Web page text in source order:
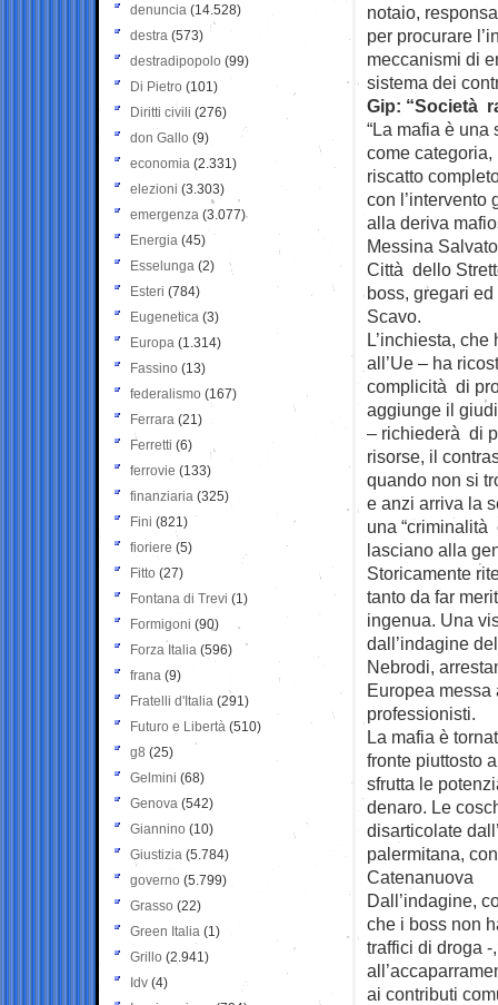
notaio,
per procurare
meccanismi di
sistema dei
Gip: “Società
“La mafia è
come
riscatto
con l’intervento
alla deriva
Messina
Città dello
boss, gregari
Scavo.
L’inchiesta,
all’Ue – ha
complicità di
aggiunge il
– richiederà di
risorse, il
quando non si
e anzi arriva la
una
lasciano alla
Storicamente
tanto da far
ingenua. Una
dall’indagine
Nebrodi,
Europea
professionisti.
La mafia è
fronte piuttosto
sfrutta le
denaro. Le
disarticolate
palermitana,
Catenanuova
Dall’indagine,
che i boss non
traffici di droga
ai contributi
denuncia (14.528)
destra (573)
destradipopolo (99)
Di Pietro (101)
Diritti civili (276)
don Gallo (9)
economia (2.331)
elezioni (3.303)
emergenza (3.077)
Energia (45)
Esselunga (2)
Esteri (784)
Eugenetica (3)
Europa (1.314)
Fassino (13)
federalismo (167)
Ferrara (21)
Ferretti (6)
ferrovie (133)
finanziaria (325)
Fini (821)
fioriere (5)
Fitto (27)
Fontana di Trevi (1)
Formigoni (90)
Forza Italia (596)
frana (9)
Fratelli d'Italia (291)
Futuro e Libertà (510)
g8 (25)
Gelmini (68)
Genova (542)
Giannino (10)
Giustizia (5.784)
governo (5.799)
Grasso (22)
Green Italia (1)
Grillo (2.941)
Idv (4)